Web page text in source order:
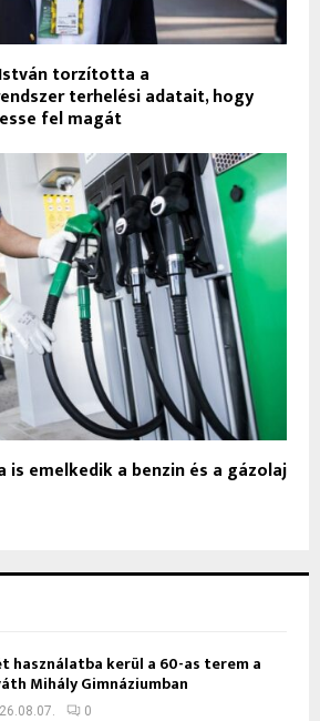
torzította a
terhelési adatait, hogy
fel magát
is emelkedik a benzin és a gázolaj
használatba kerül a 60-as terem a
Mihály Gimnáziumban
0